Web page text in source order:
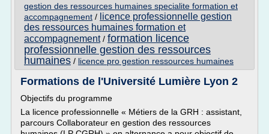
gestion des ressources humaines specialite formation et
accompagnement / licence professionnelle gestion
des ressources humaines formation et
accompagnement/ formation licence
professionnelle gestion des ressources
humaines / licence pro gestion ressources humaines
Formations de l'Université Lumière Lyon 2
Objectifs du programme
La licence professionnelle « Métiers de la GRH : assistant,
parcours Collaborateur en gestion des ressources